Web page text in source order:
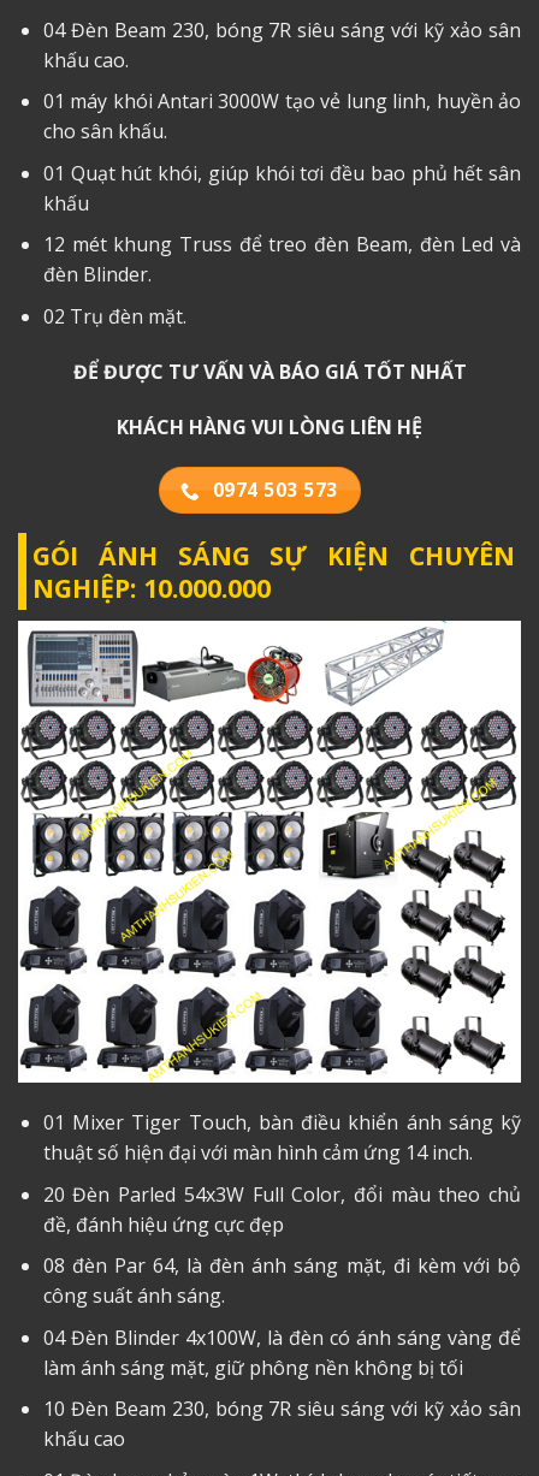
04 Đèn Beam 230, bóng 7R siêu sáng với kỹ xảo sân
khấu cao.
01 máy khói Antari 3000W tạo vẻ lung linh, huyền ảo
cho sân khấu.
01 Quạt hút khói, giúp khói tơi đều bao phủ hết sân
khấu
12 mét khung Truss để treo đèn Beam, đèn Led và
đèn Blinder.
02 Trụ đèn mặt.
ĐỂ ĐƯỢC TƯ VẤN VÀ BÁO GIÁ TỐT NHẤT
KHÁCH HÀNG VUI LÒNG LIÊN HỆ
0974 503 573
GÓI ÁNH SÁNG SỰ KIỆN CHUYÊN
NGHIỆP: 10.000.000
01 Mixer Tiger Touch, bàn điều khiển ánh sáng kỹ
thuật số hiện đại với màn hình cảm ứng 14 inch.
20 Đèn Parled 54x3W Full Color, đổi màu theo chủ
đề, đánh hiệu ứng cực đẹp
08 đèn Par 64, là đèn ánh sáng mặt, đi kèm với bộ
công suất ánh sáng.
04 Đèn Blinder 4x100W, là đèn có ánh sáng vàng để
làm ánh sáng mặt, giữ phông nền không bị tối
10 Đèn Beam 230, bóng 7R siêu sáng với kỹ xảo sân
khấu cao